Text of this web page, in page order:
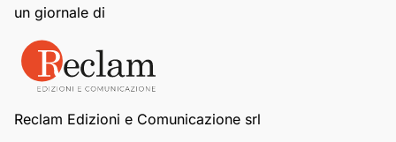
un giornale di
Reclam Edizioni e Comunicazione srl